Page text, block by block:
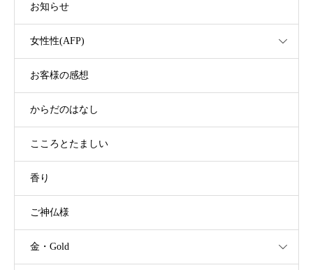
お知らせ
女性性(AFP)
お客様の感想
からだのはなし
こころとたましい
香り
ご神仏様
金・Gold